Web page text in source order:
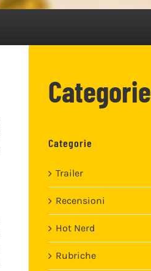
Categorie
Categorie
Trailer
Recensioni
Hot Nerd
Rubriche